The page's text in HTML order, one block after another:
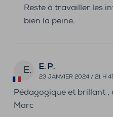
Reste à travailler les
bien la peine.
E. E. P.
23 JANVIER 2024 / 21 H
Pédagogique et brillant ,
Marc